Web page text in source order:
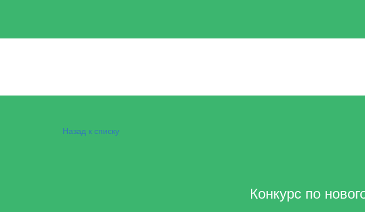
Назад к списку
Конкурс по